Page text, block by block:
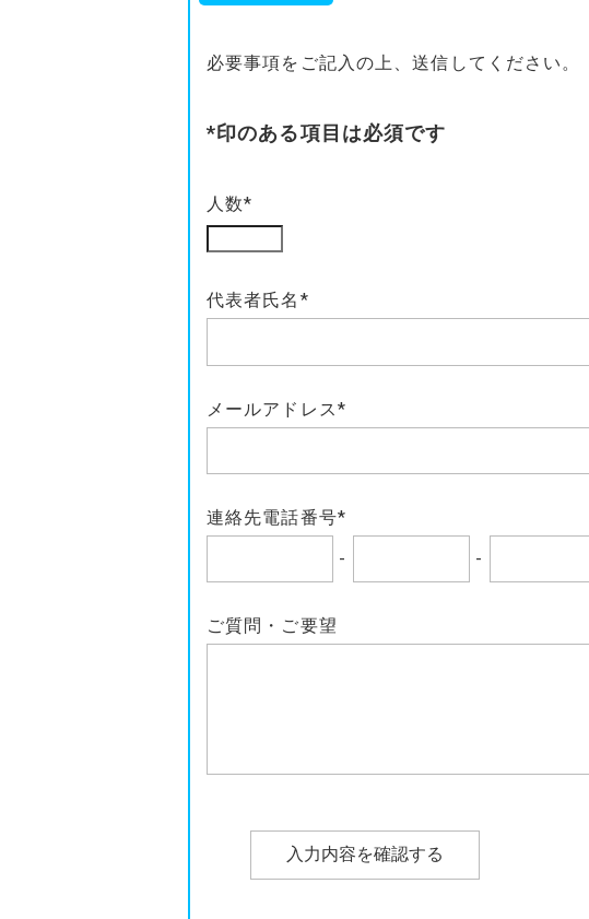
必要事項をご記入の上、送信してください。
*印のある項目は必須です
人数*
代表者氏名*
メールアドレス*
連絡先電話番号*
- -
ご質問・ご要望